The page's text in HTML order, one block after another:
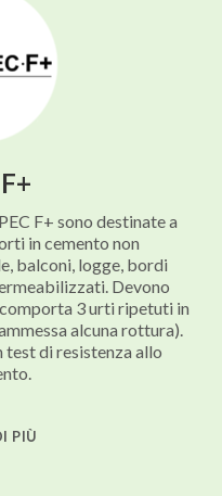
F+ sono destinate a
in cemento non
balconi, logge, bordi
Devono
3 urti ripetuti in
alcuna rottura).
test di resistenza allo
PIÙ